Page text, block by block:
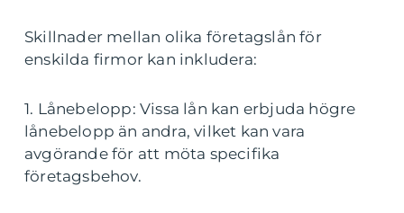
Skillnader mellan olika företagslån för
enskilda firmor kan inkludera:
1. Lånebelopp: Vissa lån kan erbjuda högre
lånebelopp än andra, vilket kan vara
avgörande för att möta specifika
företagsbehov.